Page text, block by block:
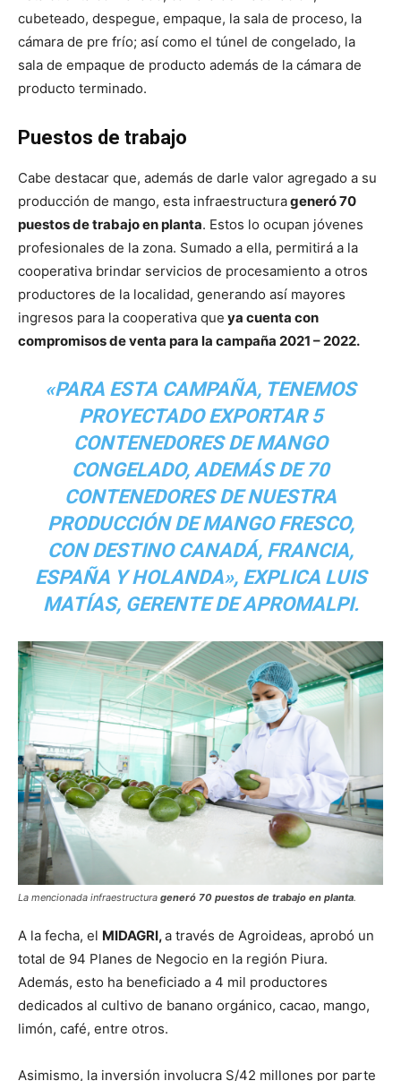
cubeteado, despegue, empaque, la sala de proceso, la
cámara de pre frío; así como el túnel de congelado, la
sala de empaque de producto además de la cámara de
producto terminado.
Puestos de trabajo
Cabe destacar que, además de darle valor agregado a su
producción de mango, esta infraestructurageneró 70
puestos de trabajo en planta. Estos lo ocupan jóvenes
profesionales de la zona. Sumado a ella, permitirá a la
cooperativa brindar servicios de procesamiento a otros
productores de la localidad, generando así mayores
ingresos para la cooperativa que ya cuenta con
compromisos de venta para la campaña 2021 – 2022.
«PARA ESTA CAMPAÑA, TENEMOS
PROYECTADO EXPORTAR 5
CONTENEDORES DE MANGO
CONGELADO, ADEMÁS DE 70
CONTENEDORES DE NUESTRA
PRODUCCIÓN DE MANGO FRESCO,
CON DESTINO CANADÁ, FRANCIA,
ESPAÑA Y HOLANDA», EXPLICA LUIS
MATÍAS, GERENTE DE APROMALPI.
La mencionada infraestructura generó 70 puestos de trabajo en planta.
A la fecha, el MIDAGRI,a través de Agroideas, aprobó un
total de 94 Planes de Negocio en la región Piura.
Además, esto ha beneficiado a 4 mil productores
dedicados al cultivo de banano orgánico, cacao, mango,
limón, café, entre otros.
Asimismo, la inversión involucra S/42 millones por parte